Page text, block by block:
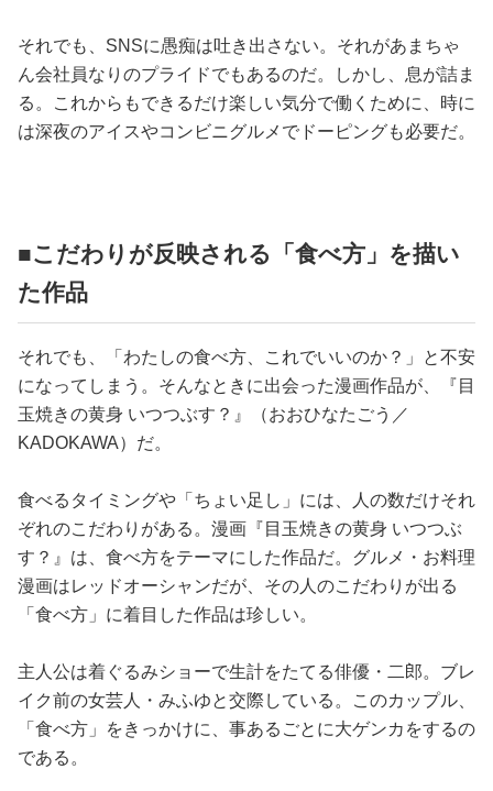
それでも、SNSに愚痴は吐き出さない。それがあまちゃ
ん会社員なりのプライドでもあるのだ。しかし、息が詰ま
る。これからもできるだけ楽しい気分で働くために、時に
は深夜のアイスやコンビニグルメでドーピングも必要だ。
■こだわりが反映される「食べ方」を描い
た作品
それでも、「わたしの食べ方、これでいいのか？」と不安
になってしまう。そんなときに出会った漫画作品が、『目
玉焼きの黄身 いつつぶす？』（おおひなたごう／
KADOKAWA）だ。
食べるタイミングや「ちょい足し」には、人の数だけそれ
ぞれのこだわりがある。漫画『目玉焼きの黄身 いつつぶ
す？』は、食べ方をテーマにした作品だ。グルメ・お料理
漫画はレッドオーシャンだが、その人のこだわりが出る
「食べ方」に着目した作品は珍しい。
主人公は着ぐるみショーで生計をたてる俳優・二郎。ブレ
イク前の女芸人・みふゆと交際している。このカップル、
「食べ方」をきっかけに、事あるごとに大ゲンカをするの
である。